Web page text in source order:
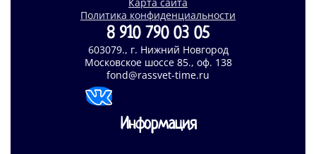
Карта сайта
Политика конфиденциальности
8 910 790 03 05
603079., г. Нижний Новгород
Московское шоссе 85., оф. 138
fond@rassvet-time.ru
Информация